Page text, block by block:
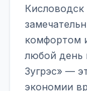
комфортом
любой день
Зугрэс» —
экономии